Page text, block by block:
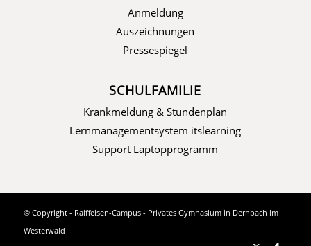
Anmeldung
Auszeichnungen
Pressespiegel
SCHULFAMILIE
Krankmeldung & Stundenplan
Lernmanagementsystem itslearning
Support Laptopprogramm
© Copyright - Raiffeisen-Campus - Privates Gymnasium in Dernbach im
Westerwald